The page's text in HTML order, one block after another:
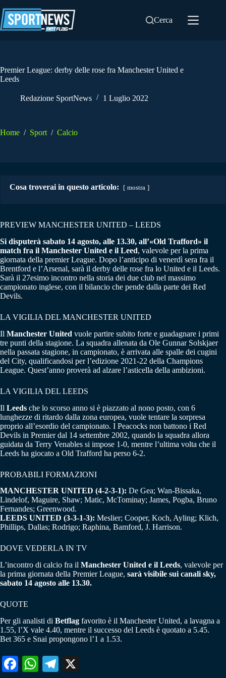
al
contenuto
Cerca
Premier League: derby delle rose fra Manchester United e
Leeds
Redazione SportNews 1 Luglio 2022
Home / Sport / Calcio
Cosa troverai in questo articolo: mostra
PREVIEW MANCHESTER UNITED – LEEDS
Si disputerà sabato 14 agosto, alle 13.30, all’«Old Trafford» il
match fra il Manchester United e il Leed, valevole per la prima
giornata della premier League. Dopo l’anticipo di venerdì sera fra il
Brentford e l’Arsenal, sarà il derby delle rose fra lo United e il Leeds.
Sarà il 27esimo incontro nella storia dei due club nel massimo
campionato inglese, con il bilancio che pende dalla parte dei Red
Devils.
LA VIGILIA DEL MANCHESTER UNITED
Il Manchester United vuole partire subito forte e guadagnare i primi
tre punti della stagione. La squadra allenata da Ole Gunnar Solskjaer
nella passata stagione, in campionato, è arrivata alle spalle dei cugini
del City, qualificandosi per l’edizione 2021-22 della Champions
League. Quest’anno proverà ad alzare l’asticella della ambizioni.
LA VIGILIA DEL LEEDS
Il Leeds che lo scorso anno si è piazzato al nono posto, con 6
lunghezze di ritardo dalla zona europea, vuole tentare la sorpresa
proprio all’esordio del campionato. I Peacocks non battono i Red
Devils in Premier dal 14 settembre 2002, quando la squadra allora
guidata da Terry Venables si impose 1-0, mentre l’ultima volta che il
Leeds ha giocato a Old Trafford ha perso 6-2.
PROBABILI FORMAZIONI
MANCHESTER UNITED (4-2-3-1): De Gea; Wan-Bissaka,
Lindelof, Maguire, Shaw; Matic, McTominay; James, Pogba, Bruno
Fernandes; Greenwood.
LEEDS UNITED (3-3-1-3): Meslier; Cooper, Koch, Ayling; Klich,
Phillips, Dallas; Rodrigo; Raphina, Bamford, J. Harrison.
DOVE VEDERLA IN TV
L’incontro di calcio fra il Manchester United e il Leeds, valevole per
la prima giornata della Premier League, sarà visibile sui canali sky,
sabato 14 agosto alle 13.30.
QUOTE
Per gli analisti di Betflag favorito è il Manchester United, a lavagna a
1.55, l’X vale 4.40, mentre il successo del Leeds è quotato a 5.45.
Bet 365 e Snai propongono l’1 a 1.53.
Fa W
Te